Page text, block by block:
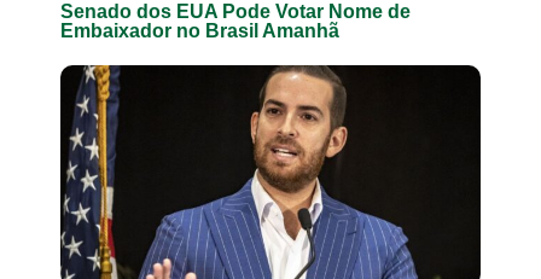
Senado dos EUA Pode Votar Nome de
Embaixador no Brasil Amanhã